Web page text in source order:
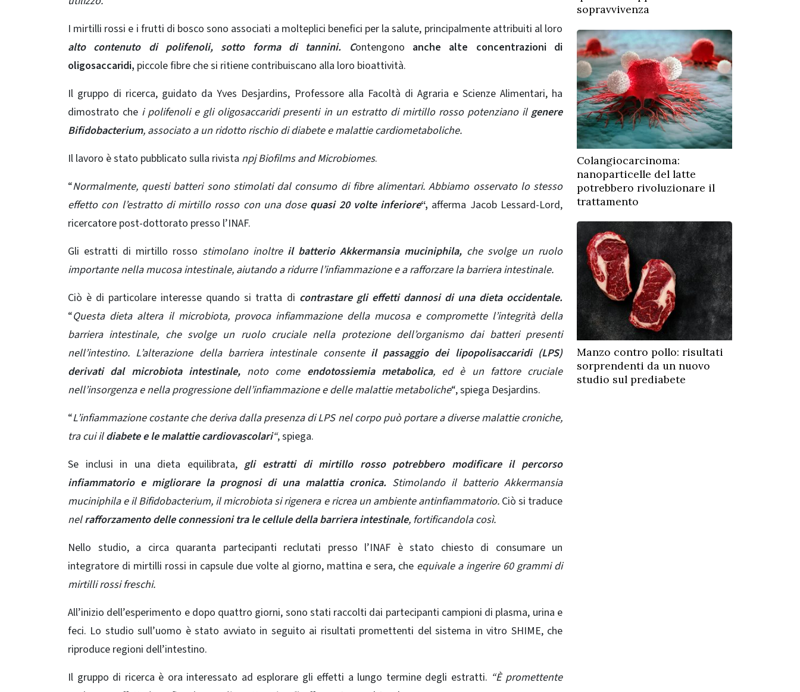
I mirtilli rossi e i frutti di bosco sono associati a molteplici benefici per la salute, principalmente attribuiti al loro
alto contenuto di polifenoli, sotto forma di tannini. Contengono anche alte concentrazioni di
oligosaccaridi, piccole fibre che si ritiene contribuiscano alla loro bioattività.
Il gruppo di ricerca, guidato da Yves Desjardins, Professore alla Facoltà di Agraria e Scienze Alimentari, ha
dimostrato che i polifenoli e gli oligosaccaridi presenti in un estratto di mirtillo rosso potenziano il genere
Bifidobacterium, associato a un ridotto rischio di diabete e malattie cardiometaboliche.
Il lavoro è stato pubblicato sulla rivista npj Biofilms and Microbiomes.
“Normalmente, questi batteri sono stimolati dal consumo di fibre alimentari. Abbiamo osservato lo stesso
effetto con l’estratto di mirtillo rosso con una dosequasi 20 volte inferiore“, afferma Jacob Lessard-Lord,
ricercatore post-dottorato presso l’INAF.
Gli estratti di mirtillo rosso stimolano inoltre il batterio Akkermansia muciniphila, che svolge un ruolo
importante nellamucosa intestinale, aiutando a ridurre l’infiammazione e a rafforzare la barriera intestinale.
Ciò è di particolare interesse quando si tratta di contrastare gli effetti dannosi di una dieta occidentale.
“Questa dieta altera il microbiota, provoca infiammazione della mucosa e compromette l’integrità della
barriera intestinale, che svolge un ruolo cruciale nella protezione dell’organismo dai batteri presenti
nell’intestino. L’alterazione della barriera intestinale consenteil passaggio dei lipopolisaccaridi (LPS)
derivati ​​dal microbiota intestinale,noto comeendotossiemia metabolica, ed è un fattore cruciale
nell’insorgenza e nella progressione dell’infiammazione e delle malattie metaboliche“, spiega Desjardins.
“L’infiammazione costante che deriva dalla presenza di LPS nel corpo può portare a diversemalattie croniche,
tra cui ildiabete e le malattie cardiovascolari“, spiega.
Se inclusi in una dieta equilibrata,gli estratti di mirtillo rosso potrebbero modificare il percorso
infiammatorio e migliorare la prognosi di una malattia cronica. Stimolando il batterio Akkermansia
muciniphila e il Bifidobacterium, il microbiota si rigenera e ricrea un ambiente antinfiammatorio.Ciò si traduce
nelrafforzamento delle connessioni tra le cellule della barriera intestinale, fortificandola così.
Nello studio, a circa quaranta partecipanti reclutati presso l’INAF è stato chiesto di consumare un
integratore di mirtilli rossi in capsule due volte al giorno, mattina e sera, che equivale a ingerire 60 grammi di
mirtilli rossi freschi.
All’inizio dell’esperimento e dopo quattro giorni, sono stati raccolti dai partecipanti campioni di plasma, urina e
feci. Lo studio sull’uomo è stato avviato in seguito ai risultati promettenti del sistema in vitro SHIME, che
riproduce regioni dell’intestino.
Il gruppo di ricerca è ora interessato ad esplorare gli effetti a lungo termine degli estratti. “È promettente
sopravvivenza
Colangiocarcinoma:
nanoparticelle del latte
potrebbero rivoluzionare il
trattamento
Manzo contro pollo: risultati
sorprendenti da un nuovo
studio sul prediabete